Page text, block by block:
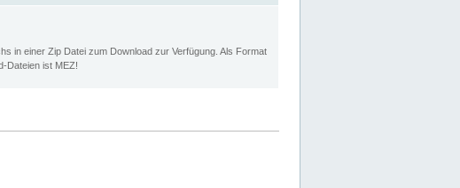
in einer Zip Datei zum Download zur Verfügung. Als Format
Dateien ist MEZ!